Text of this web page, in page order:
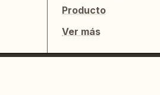
Producto
Ver más